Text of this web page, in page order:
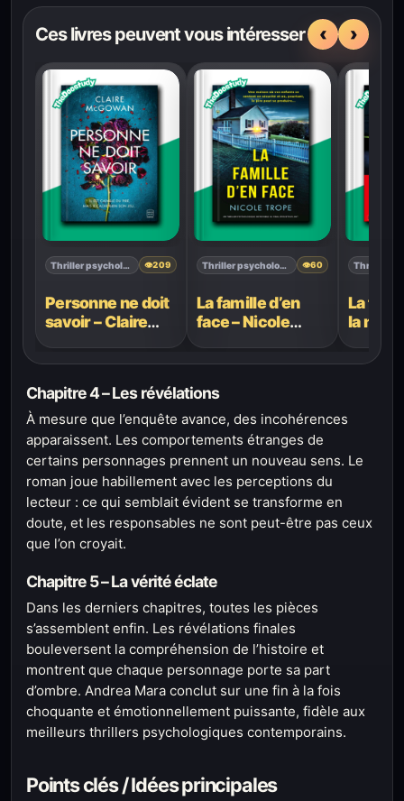
Ces livres peuvent vous intéresser ‹ ›
Thriller psychologique 👁209
Personne ne doit
savoir – Claire
Thriller psychologique 👁60
La famille d’en
face – Nicole
La fille
la nuit
Chapitre 4 – Les révélations
À mesure que l’enquête avance, des incohérences
apparaissent. Les comportements étranges de
certains personnages prennent un nouveau sens. Le
roman joue habillement avec les perceptions du
lecteur : ce qui semblait évident se transforme en
doute, et les responsables ne sont peut-être pas ceux
que l’on croyait.
Chapitre 5 – La vérité éclate
Dans les derniers chapitres, toutes les pièces
s’assemblent enfin. Les révélations finales
bouleversent la compréhension de l’histoire et
montrent que chaque personnage porte sa part
d’ombre. Andrea Mara conclut sur une fin à la fois
choquante et émotionnellement puissante, fidèle aux
meilleurs thrillers psychologiques contemporains.
Points clés / Idées principales